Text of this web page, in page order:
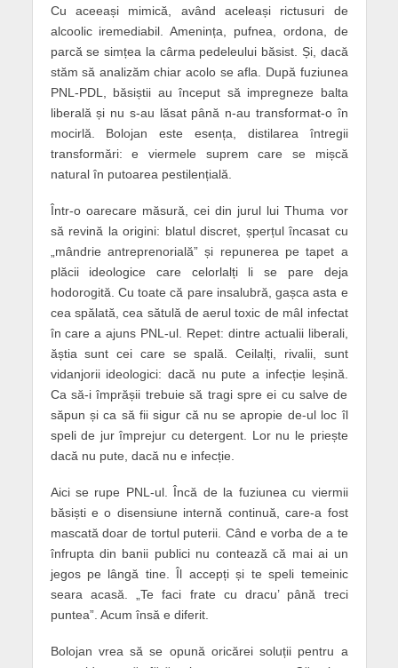
Cu aceeași mimică, având aceleași rictusuri de
alcoolic iremediabil. Amenința, pufnea, ordona, de
parcă se simțea la cârma pedeleului băsist. Și, dacă
stăm să analizăm chiar acolo se afla. După fuziunea
PNL-PDL, băsiștii au început să impregneze balta
liberală și nu s-au lăsat până n-au transformat-o în
mocirlă. Bolojan este esența, distilarea întregii
transformări: e viermele suprem care se mișcă
natural în putoarea pestilențială.
Într-o oarecare măsură, cei din jurul lui Thuma vor
să revină la origini: blatul discret, șperțul încasat cu
„mândrie antreprenorială” și repunerea pe tapet a
plăcii ideologice care celorlalți li se pare deja
hodorogită. Cu toate că pare insalubră, gașca asta e
cea spălată, cea sătulă de aerul toxic de mâl infectat
în care a ajuns PNL-ul. Repet: dintre actualii liberali,
ăștia sunt cei care se spală. Ceilalți, rivalii, sunt
vidanjorii ideologici: dacă nu pute a infecție leșină.
Ca să-i împrășii trebuie să tragi spre ei cu salve de
săpun și ca să fii sigur că nu se apropie de-ul loc îl
speli de jur împrejur cu detergent. Lor nu le priește
dacă nu pute, dacă nu e infecție.
Aici se rupe PNL-ul. Încă de la fuziunea cu viermii
băsiști e o disensiune internă continuă, care-a fost
mascată doar de tortul puterii. Când e vorba de a te
înfrupta din banii publici nu contează că mai ai un
jegos pe lângă tine. Îl accepți și te speli temeinic
seara acasă. „Te faci frate cu dracu’ până treci
puntea”. Acum însă e diferit.
Bolojan vrea să se opună oricărei soluții pentru a